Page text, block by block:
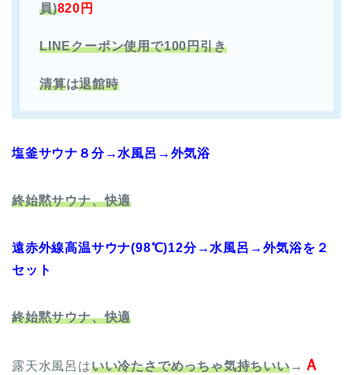
員)820円
LINEクーポン使用で100円引き
清算は退館時
塩釜サウナ８分→水風呂→外気浴
終始黙サウナ、快適
遠赤外線高温サウナ(98℃)12分→水風呂→外気浴を２
セット
終始黙サウナ、快適
露天水風呂はいい冷たさでめっちゃ気持ちいい→ Ａ